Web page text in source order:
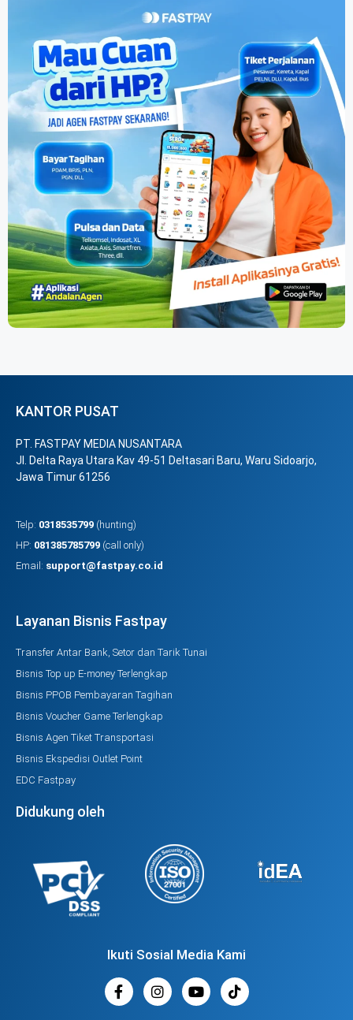
KANTOR PUSAT
PT. FASTPAY MEDIA NUSANTARA
Jl. Delta Raya Utara Kav 49-51 Deltasari Baru, Waru Sidoarjo,
Jawa Timur 61256
Telp: 0318535799 (hunting)
HP: 081385785799 (call only)
Email: support@fastpay.co.id
Layanan Bisnis Fastpay
Transfer Antar Bank, Setor dan Tarik Tunai
Bisnis Top up E-money Terlengkap
Bisnis PPOB Pembayaran Tagihan
Bisnis Voucher Game Terlengkap
Bisnis Agen Tiket Transportasi
Bisnis Ekspedisi Outlet Point
EDC Fastpay
Didukung oleh
Ikuti Sosial Media Kami